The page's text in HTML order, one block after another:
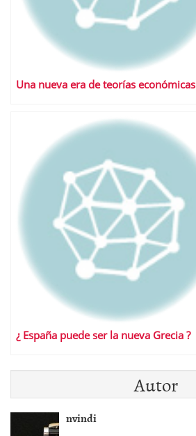
Una nueva era de teorías económicas
¿ España puede ser la nueva Grecia ?
Autor
nvindi